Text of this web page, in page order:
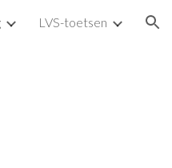
LVS-toetsen